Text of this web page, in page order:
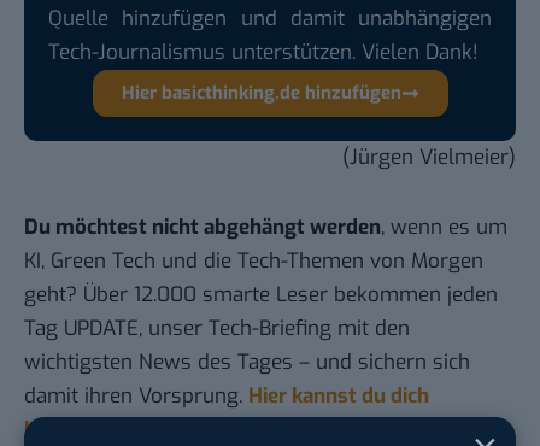
Quelle hinzufügen und damit unabhängigen
Tech-Journalismus unterstützen. Vielen Dank!
Hier basicthinking.de hinzufügen
(Jürgen Vielmeier)
Du möchtest nicht abgehängt werden, wenn es um
KI, Green Tech und die Tech-Themen von Morgen
geht? Über 12.000 smarte Leser bekommen jeden
Tag UPDATE, unser Tech-Briefing mit den
wichtigsten News des Tages – und sichern sich
damit ihren Vorsprung. Hier kannst du dich
kostenlos anmelden.